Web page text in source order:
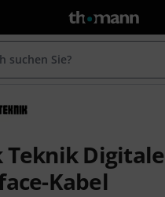
Teknik Digitale
Kabel